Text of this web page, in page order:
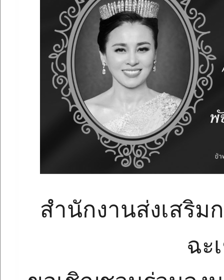
สำนักงานส่งเสริม
ฉะ